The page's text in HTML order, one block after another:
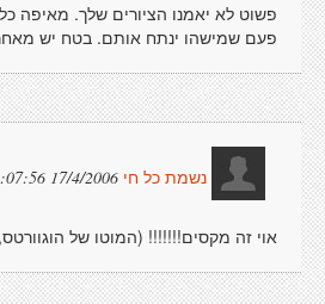
פשוט לא יאמנו הציורים שלך. מאיפה
פעם שמישהו ינתח אותם. בטח יש
נשמת כל חי 17/4/2006 19:07:56
אוי זה מקסים!!!!!!! (המוטו של